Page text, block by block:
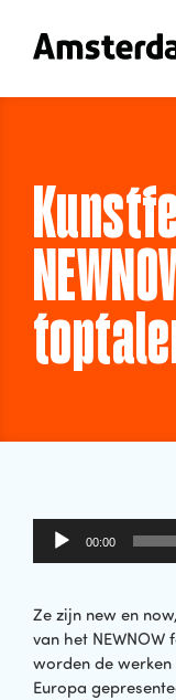
Audiospeler
00:00
Ze zijn new en
van het NEWNOW
worden de werken
Europa